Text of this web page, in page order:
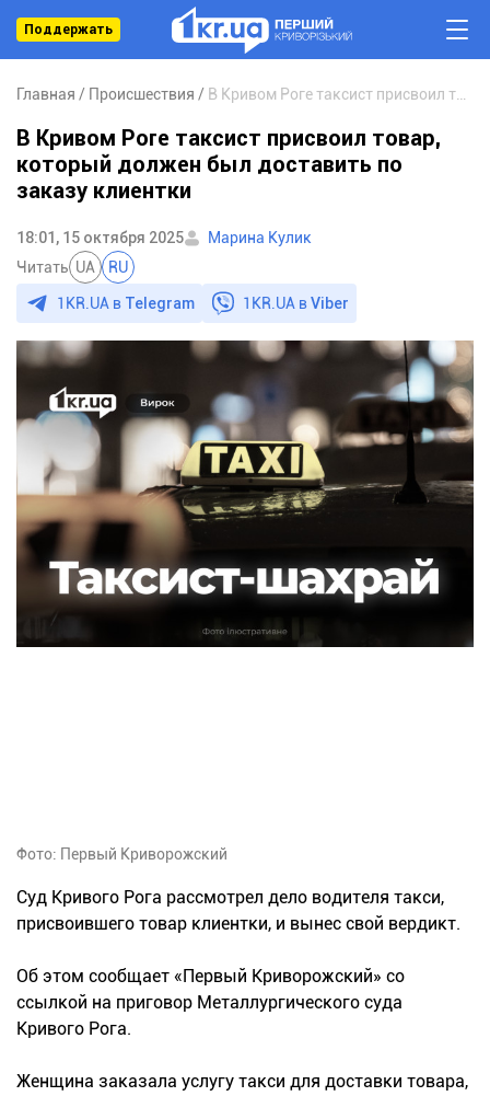
Поддержать
Главная Происшествия
В Кривом Роге таксист присвоил товар,
который должен был доставить по
заказу клиентки
18:01, 15 октября 2025
Марина Кулик
Читать UA RU
1KR.UA в Telegram 1KR.UA вViber
Фото: Первый Криворожский
Суд Кривого Рога рассмотрел дело водителя такси,
присвоившего товар клиентки, и вынес свой вердикт.
Об этом сообщает «Первый Криворожский» со
ссылкой на приговор Металлургического суда
Кривого Рога.
Женщина заказала услугу такси для доставки товара,